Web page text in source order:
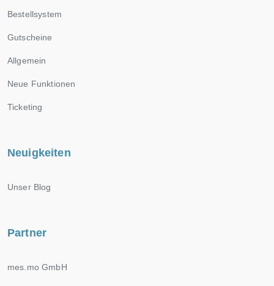
Bestellsystem
Gutscheine
Allgemein
Neue Funktionen
Ticketing
Neuigkeiten
Unser Blog
Partner
mes.mo GmbH